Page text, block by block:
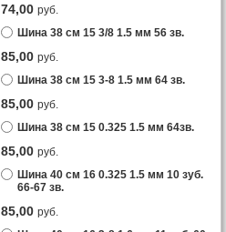
74,00руб.
Шина 38 см 15 3/8 1.5 мм 56 зв.
85,00руб.
Шина 38 см 15 3-8 1.5 мм 64 зв.
85,00руб.
Шина 38 см 15 0.325 1.5 мм 64зв.
85,00руб.
Шина 40 см 16 0.325 1.5 мм 10 зуб.
66-67 зв.
85,00руб.